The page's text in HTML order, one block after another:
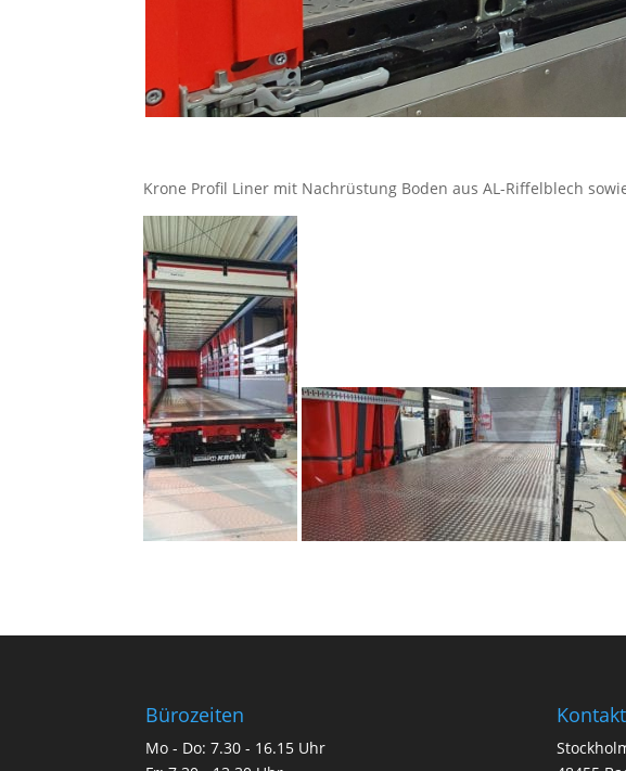
Krone Profil Liner mit Nachrüstung Boden aus AL-Riffelblech
Bürozeiten
Mo - Do: 7.30 - 16.15 Uhr
Kontakt